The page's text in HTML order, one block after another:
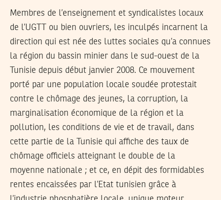
Membres de l’enseignement et syndicalistes locaux
de l’UGTT ou bien ouvriers, les inculpés incarnent la
direction qui est née des luttes sociales qu’a connues
la région du bassin minier dans le sud-ouest de la
Tunisie depuis début janvier 2008. Ce mouvement
porté par une population locale soudée protestait
contre le chômage des jeunes, la corruption, la
marginalisation économique de la région et la
pollution, les conditions de vie et de travail, dans
cette partie de la Tunisie qui affiche des taux de
chômage officiels atteignant le double de la
moyenne nationale ; et ce, en dépit des formidables
rentes encaissées par l’Etat tunisien grâce à